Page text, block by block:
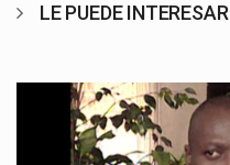
LE PUEDE INTERESAR